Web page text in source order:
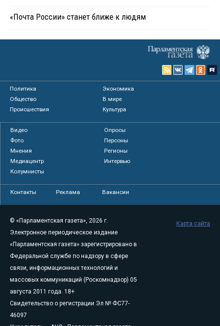
«Почта России» станет ближе к людям
Политика
Экономика
Общество
В мире
Происшествия
Культура
Видео
Опросы
Фото
Персоны
Мнения
Регионы
Медиацентр
Интервью
Колумнисты
Контакты Реклама Вакансии
© «Парламентская газета», 2026 г.
Электронное периодическое издание
«Парламентская газета» зарегистрировано в
Федеральной службе по надзору в сфере
связи, информационных технологий и
массовых коммуникаций (Роскомнадзор) 05
августа 2011 года. 18+
Свидетельство о регистрации Эл № ФС77-
46097
Карта сайта